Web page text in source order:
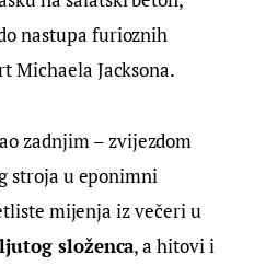
nastupa furioznih
Michaela Jacksona.
zadnjim – zvijezdom
stroja u eponimni
mijenja iz večeri u
složenca, a hitovi i